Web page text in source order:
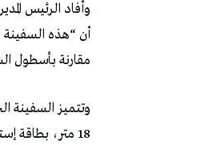
وأفاد الرئيس
مقارنة بأسطول